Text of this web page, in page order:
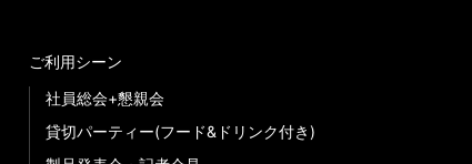
ご利用シーン
社員総会+懇親会
貸切パーティー(フード&ドリンク付き)